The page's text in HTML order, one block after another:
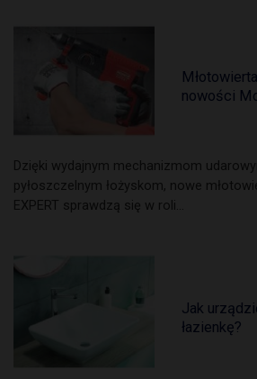
nowości
Dzięki wydajnym mechanizmom
pyłoszczelnym łożyskom, nowe
EXPERT sprawdzą się w roli…
Jak
łazienkę?